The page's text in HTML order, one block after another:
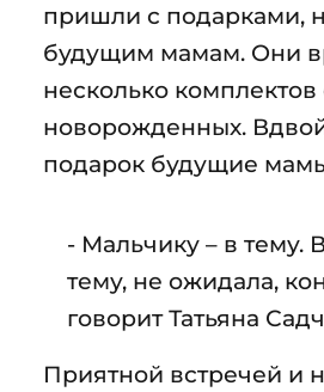
пришли с подарками,
будущим мамам. Они
несколько
новорожденных.
подарок будущие
- Мальчику – в тему.
тему, не ожидала,
говорит Татьяна
Приятной встречей и